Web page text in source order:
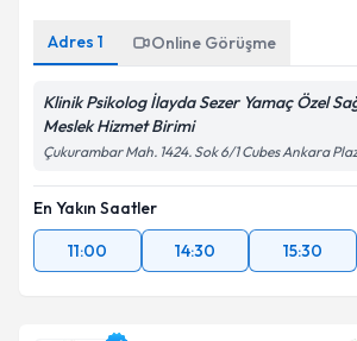
Adres 1 Online Görüşme
Klinik Psikolog İlayda Sezer Yamaç Özel
Meslek Hizmet Birimi
Çukurambar Mah. 1424. Sok 6/1 Cubes Ankara
En Yakın Saatler
11:00
14:30 15:30